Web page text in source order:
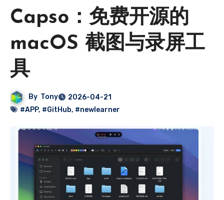
Capso：免费开源的
macOS 截图与录屏工
具
By Tony
2026-04-21
#APP, #GitHub, #newlearner